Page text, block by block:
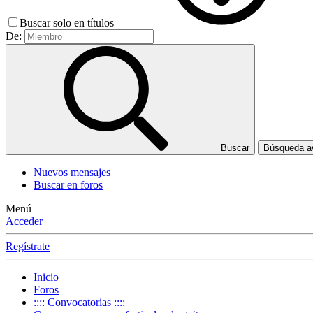
Buscar solo en títulos
De:
Buscar Búsqueda
Nuevos mensajes
Buscar en foros
Menú
Acceder
Regístrate
Inicio
Foros
:::: Convocatorias ::::